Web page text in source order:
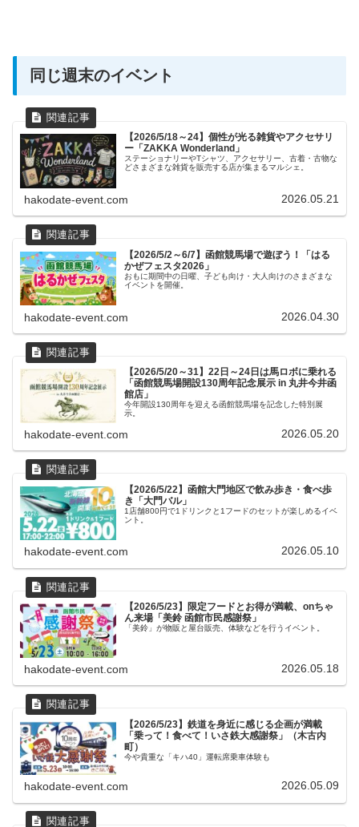
同じ週末のイベント
【2026/5/18～24】個性が光る雑貨やアクセサリ
ー「ZAKKA Wonderland」
ステーショナリーやTシャツ、アクセサリー、古着・古物な
どさまざまな雑貨を販売する店が集まるマルシェ。
hakodate-event.com 2026.05.21
【2026/5/2～6/7】函館競馬場で遊ぼう！「はる
かぜフェスタ2026」
おもに期間中の日曜、子ども向け・大人向けのさまざまな
イベントを開催。
hakodate-event.com 2026.04.30
【2026/5/20～31】22日～24日は馬ロボに乗れる
「函館競馬場開設130周年記念展示 in 丸井今井函
館店」
今年開設130周年を迎える函館競馬場を記念した特別展
示。
hakodate-event.com 2026.05.20
【2026/5/22】函館大門地区で飲み歩き・食べ歩
き「大門バル」
1店舗800円で1ドリンクと1フードのセットが楽しめるイベ
ント。
hakodate-event.com 2026.05.10
【2026/5/23】限定フードとお得が満載、onちゃ
ん来場「美鈴 函館市民感謝祭」
「美鈴」が物販と屋台販売、体験などを行うイベント。
hakodate-event.com 2026.05.18
【2026/5/23】鉄道を身近に感じる企画が満載
「乗って！食べて！いさ鉄大感謝祭」（木古内
町）
今や貴重な「キハ40」運転席乗車体験も
hakodate-event.com 2026.05.09